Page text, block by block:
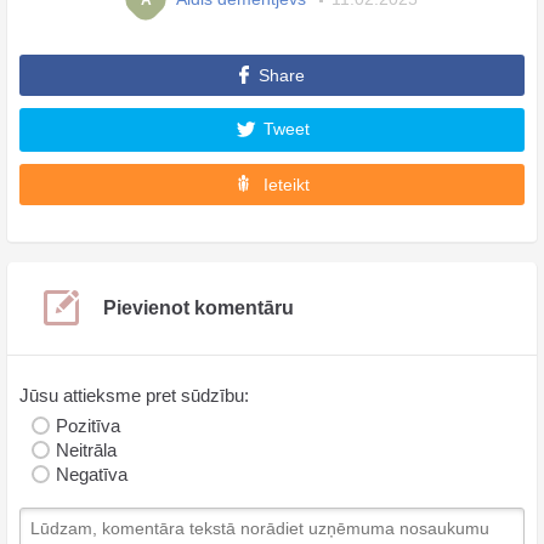
Share
Tweet
Ieteikt
Pievienot komentāru
Jūsu attieksme pret sūdzību:
Pozitīva
Neitrāla
Negatīva